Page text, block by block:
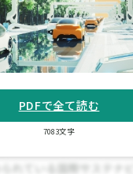
PDFで全て読む
7083文字